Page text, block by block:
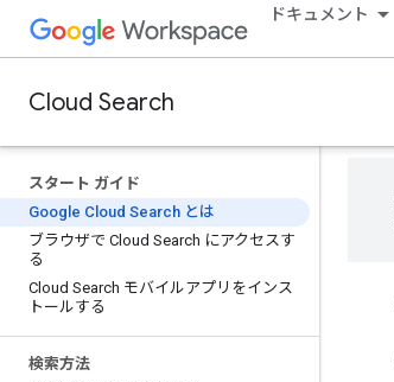
ドキュメント
Cloud Search
スタート ガイド
Google Cloud Search とは
ブラウザで Cloud Search にアクセスす
る
Cloud Search モバイルアプリをインス
トールする
検索方法